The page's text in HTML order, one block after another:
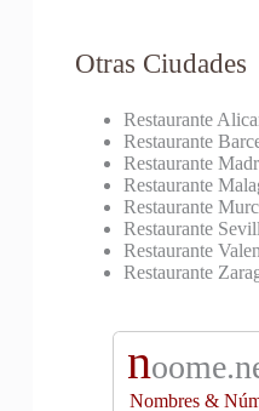
Otras Ciudades
Restaurante
Restaurante
Restaurante
Restaurante
Restaurante
Restaurante
Restaurante
Restaurante
n
Nombres &